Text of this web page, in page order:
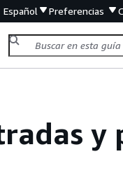
Español Preferencias
y